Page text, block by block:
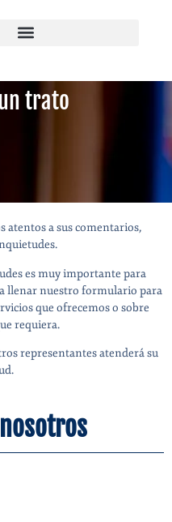
trato
atentos a sus comentarios,
es muy importante para
llenar nuestro formulario para
que ofrecemos o sobre
requiera.
representantes atenderá su